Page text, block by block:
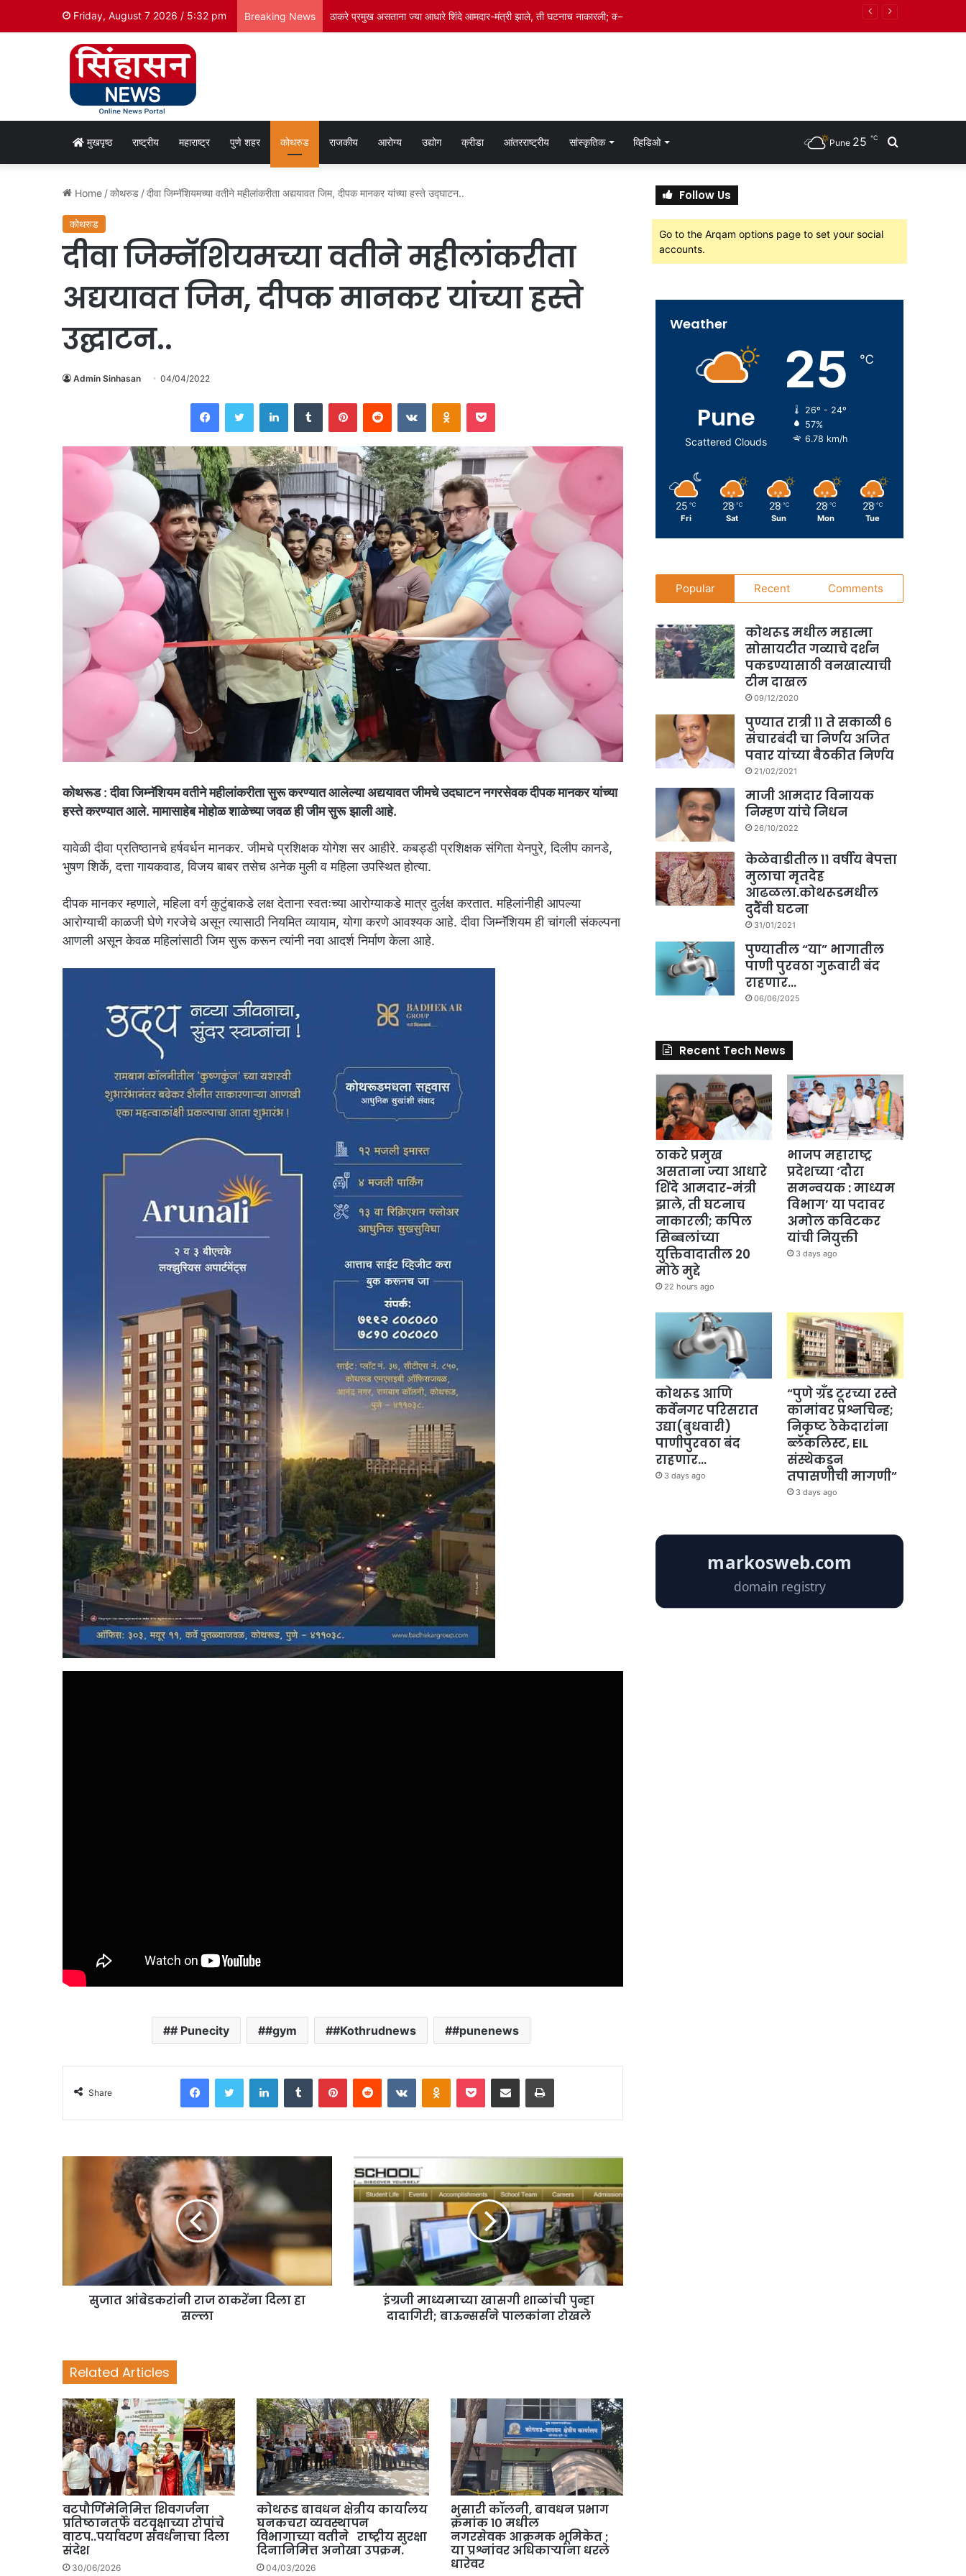
Friday, August 7 2026 / 5:32 pm Breaking News ठाकरे प्रमुख असताना ज्या आधारे शिंदे आमदार-मंत्री झाले, ती घटनाच नाकारली; कपिल सिब्बलांच्या युक्तिवादातील 20 मोठे मुद्दे
मुखपृष्ठ राष्ट्रीय महाराष्ट्र पुणे शहर कोथरुड राजकीय आरोग्य उद्योग क्रीडा आंतरराष्ट्रीय सांस्कृतिक व्हिडिओ Search
Pune 25 ℃
Home /कोथरुड /दीवा जिम्नॅशियमच्या वतीने महीलांकरीता अद्ययावत जिम, दीपक मानकर यांच्या हस्ते उद्घाटन..
कोथरुड
दीवा जिम्नॅशियमच्या वतीने महीलांकरीता
अद्ययावत जिम, दीपक मानकर यांच्या हस्ते
उद्घाटन..
Admin Sinhasan 04/04/2022
FacebookTwitterLinkedInTumblrPinterestReddit VKontakteOdnoklassniki
Pocket
कोथरूड : दीवा जिम्नॅशियम वतीने महीलांकरीता सुरू करण्यात आलेल्या अद्ययावत जीमचे उदघाटन नगरसेवक दीपक मानकर यांच्या
हस्ते करण्यात आले. मामासाहेब मोहोळ शाळेच्या जवळ ही जीम सुरू झाली आहे.
यावेळी दीवा प्रतिष्ठानचे हर्षवर्धन मानकर. जीमचे प्रशिक्षक योगेश सर आहीरे. कबड्डी प्रशिक्षक संगिता येनपुरे, दिलीप कानडे,
भुषण शिर्के, दत्ता गायकवाड, विजय बाबर तसेच अनेक मुली व महिला उपस्थित होत्या.
दीपक मानकर म्हणाले, महिला वर्ग कुटुंबाकडे लक्ष देताना स्वतःच्या आरोग्याकडे मात्र दुर्लक्ष करतात. महिलांनीही आपल्या
आरोग्याची काळजी घेणे गरजेचे असून त्यासाठी नियमित व्यायाम, योगा करणे आवश्यक आहे. दीवा जिम्नॅशियम ही चांगली संकल्पना
आणली असून केवळ महिलांसाठी जिम सुरू करून त्यांनी नवा आदर्श निर्माण केला आहे.
# Punecity #gym #Kothrudnews #punenews
Share
FacebookTwitterLinkedInTumblrPinterestReddit VKontakteOdnoklassniki
PocketShare via Email Print
सुजात आंबेडकरांनी राज ठाकरेंना दिला हा
सल्ला
इंग्रजी माध्यमाच्या खासगी शाळांची पुन्हा
दादागिरी; बाऊन्सर्सने पालकांना रोखले
Related Articles
वटपौर्णिमेनिमित्त शिवगर्जना
प्रतिष्ठानतर्फे वटवृक्षाच्या रोपांचे
वाटप..पर्यावरण संवर्धनाचा दिला
संदेश
30/06/2026
कोथरूड बावधन क्षेत्रीय कार्यालय
घनकचरा व्यवस्थापन
विभागाच्या वतीने राष्ट्रीय सुरक्षा
दिनानिमित्त अनोखा उपक्रम.
04/03/2026
भुसारी कॉलनी, बावधन प्रभाग
क्रमांक १० मधील
नगरसेवक आक्रमक भूमिकेत ;
या प्रश्नांवर अधिकाऱ्यांना धरले
धारेवर
Follow Us
Go to the Arqam options page to set your social
accounts.
Weather
Pune
Scattered Clouds
25 ℃
26º - 24º
57%
6.78 km/h
25 ℃
Fri
28 ℃
Sat
28 ℃
Sun
28 ℃
Mon
28 ℃
Tue
Popular Recent Comments
कोथरूड मधील महात्मा
सोसायटीत गव्याचे दर्शन
पकडण्यासाठी वनखात्याची
टीम दाखल
09/12/2020
पुण्यात रात्री ११ ते सकाळी ६
संचारबंदी चा निर्णय अजित
पवार यांच्या बैठकीत निर्णय
21/02/2021
माजी आमदार विनायक
निम्हण यांचे निधन
26/10/2022
केळेवाडीतील ११ वर्षीय बेपत्ता
मुलाचा मृतदेह
आढळला.कोथरूडमधील
दुर्दैवी घटना
31/01/2021
पुण्यातील “या” भागातील
पाणी पुरवठा गुरूवारी बंद
राहणार…
06/06/2025
Recent Tech News
ठाकरे प्रमुख
असताना ज्या आधारे
शिंदे आमदार-मंत्री
झाले, ती घटनाच
नाकारली; कपिल
सिब्बलांच्या
युक्तिवादातील 20
मोठे मुद्दे
22 hours ago
भाजप महाराष्ट्र
प्रदेशच्या ‘दौरा
समन्वयक : माध्यम
विभाग’ या पदावर
अमोल कविटकर
यांची नियुक्ती
3 days ago
कोथरूड आणि
कर्वेनगर परिसरात
उद्या(बुधवारी)
पाणीपुरवठा बंद
राहणार…
3 days ago
“पुणे ग्रँड टूरच्या रस्ते
कामांवर प्रश्नचिन्ह;
निकृष्ट ठेकेदारांना
ब्लॅकलिस्ट, EIL
संस्थेकडून
तपासणीची मागणी”
3 days ago